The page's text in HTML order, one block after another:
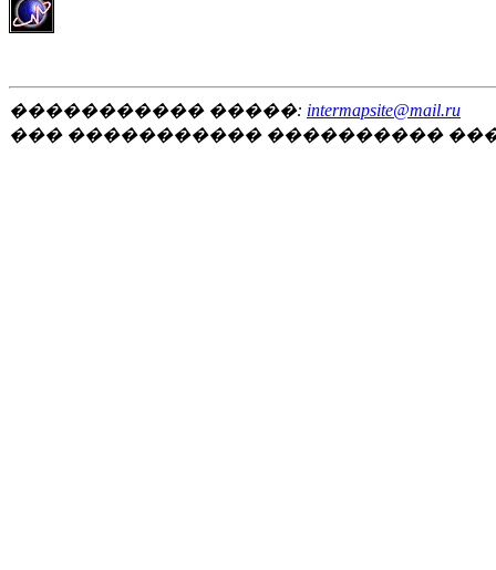
����������� �����: intermapsite@mail.ru
��� ����������� ����������